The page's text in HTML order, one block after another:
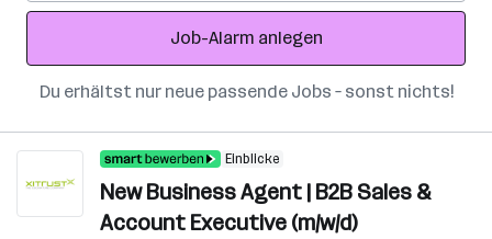
Adresse
Job-Alarm anlegen
Du erhältst nur neue passende Jobs – sonst nichts!
Einblicke
New Business Agent | B2B Sales &
Account Executive (m/w/d)